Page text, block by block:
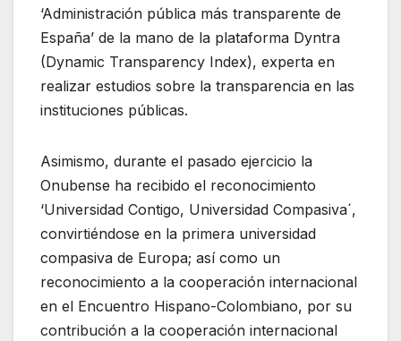
‘Administración pública más transparente de
España’ de la mano de la plataforma Dyntra
(Dynamic Transparency Index), experta en
realizar estudios sobre la transparencia en las
instituciones públicas.
Asimismo, durante el pasado ejercicio la
Onubense ha recibido el reconocimiento
‘Universidad Contigo, Universidad Compasiva´,
convirtiéndose en la primera universidad
compasiva de Europa; así como un
reconocimiento a la cooperación internacional
en el Encuentro Hispano-Colombiano, por su
contribución a la cooperación internacional